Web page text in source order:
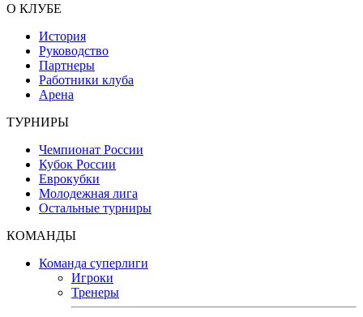
О КЛУБЕ
История
Руководство
Партнеры
Работники клуба
Арена
ТУРНИРЫ
Чемпионат России
Кубок России
Еврокубки
Молодежная лига
Остальные турниры
КОМАНДЫ
Команда суперлиги
Игроки
Тренеры